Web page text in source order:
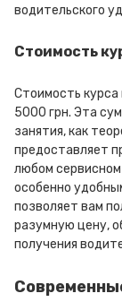
водительского
Стоимость
Стоимость
5000 грн. Эта
занятия, как
предоставляет
любом
особенно
позволяет вам
разумную цену,
получения